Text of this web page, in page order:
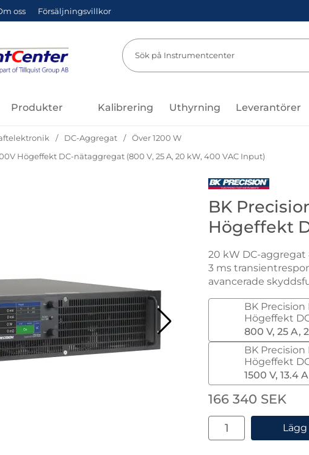
oss Försäljningsvillkor
Sök
Produkter Kalibrering Uthyrning Leverantörer
DC-Aggregat
Över 1200 W
Högeffekt DC-nätaggregat (800 V, 25 A, 20 kW, 400 VAC Input)
Gå till
BK
Högeffekt
20 kW DC-aggregat
3 ms
avancerade
Handla denna
BK
Högeffekt
800 V, 25 A,
BK Precision
Högeffekt
1500 V, 13.4
pris
166 340 SEK
antal